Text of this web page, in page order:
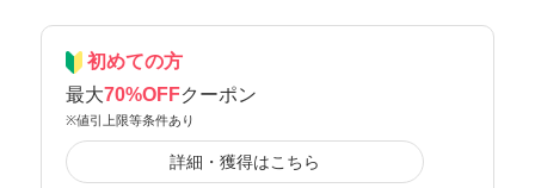
初めての方
最大70%OFFクーポン
※値引上限等条件あり
詳細・獲得はこちら